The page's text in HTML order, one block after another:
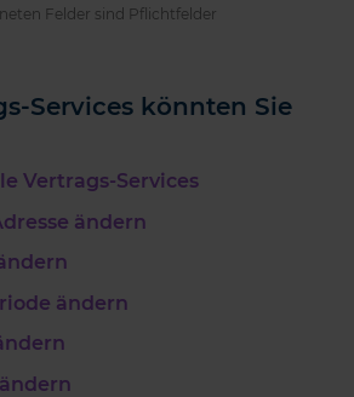
Felder sind Pflichtfelder
Services könnten Sie
Vertrags-Services
ändern
ändern